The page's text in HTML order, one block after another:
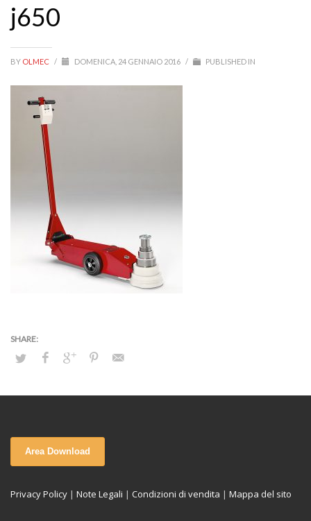
j650
BY OLMEC / DOMENICA, 24 GENNAIO 2016 / PUBLISHED IN
Area Download
Privacy Policy | Note Legali | Condizioni di vendita | Mappa del sito